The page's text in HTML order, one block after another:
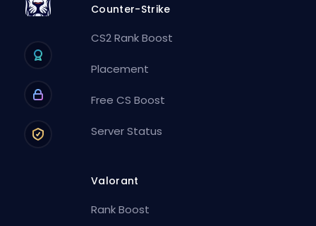
Counter-Strike
CS2 Rank Boost
Placement
Free CS Boost
Server Status
Valorant
Rank Boost